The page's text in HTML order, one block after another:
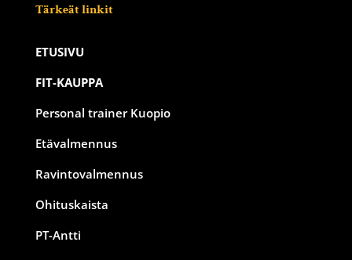
Tärkeät linkit
ETUSIVU
FIT-KAUPPA
Personal trainer Kuopio
Etävalmennus
Ravintovalmennus
Ohituskaista
PT-Antti